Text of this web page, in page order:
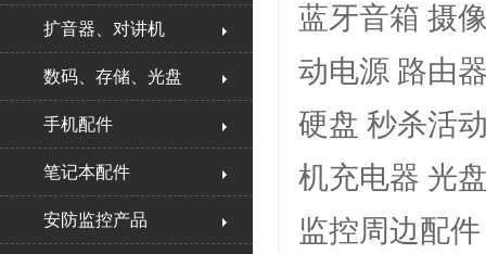
扩音器、对讲机
数码、存储、光盘
手机配件
笔记本配件
安防监控产品
蓝牙音箱 摄
动电源 路由
硬盘 秒杀活
机充电器 光
监控周边配件